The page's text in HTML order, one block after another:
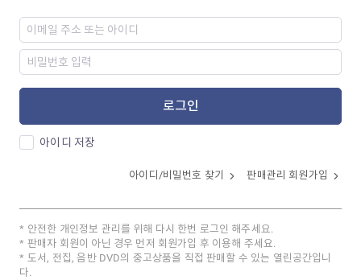
로그인
아이디 저장
아이디/비밀번호 찾기 판매관리 회원가입
안전한 개인정보 관리를 위해 다시 한번 로그인 해주세요.
판매자 회원이 아닌 경우 먼저 회원가입 후 이용해 주세요.
도서, 전집, 음반 DVD의 중고상품을 직접 판매할 수 있는 열린공간입니
다.